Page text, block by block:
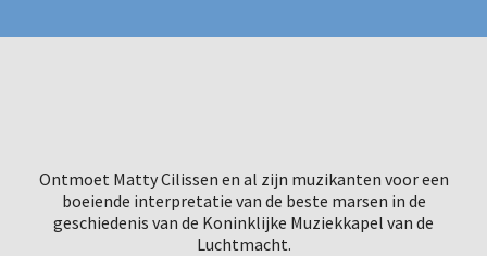
Ontmoet Matty Cilissen en al zijn muzikanten voor een
boeiende interpretatie van de beste marsen in de
geschiedenis van de Koninklijke Muziekkapel van de
Luchtmacht.